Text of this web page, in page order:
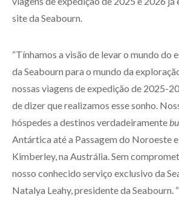
site da Seabourn.
“Tínhamos a visão de levar o mundo do
da Seabourn para o mundo da
nossas viagens de expedição de 2025-
de dizer que realizamos esse sonho.
hóspedes a destinos verdadeiramente
Antártica até a Passagem do Noroeste
Kimberley, na Austrália. Sem
nosso conhecido serviço exclusivo da
Natalya Leahy, presidente da Seabourn.